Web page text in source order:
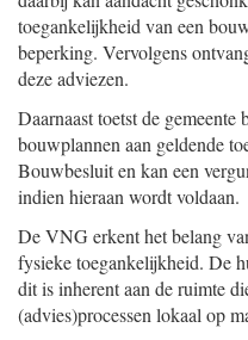
toegankelijkheid van een
beperking. Vervolgens
deze adviezen.
Daarnaast toetst de
bouwplannen aan geldende
Bouwbesluit en kan een
indien hieraan wordt voldaan.
De VNG erkent het belang
fysieke toegankelijkheid. De
dit is inherent aan de ruimte
(advies)processen lokaal op